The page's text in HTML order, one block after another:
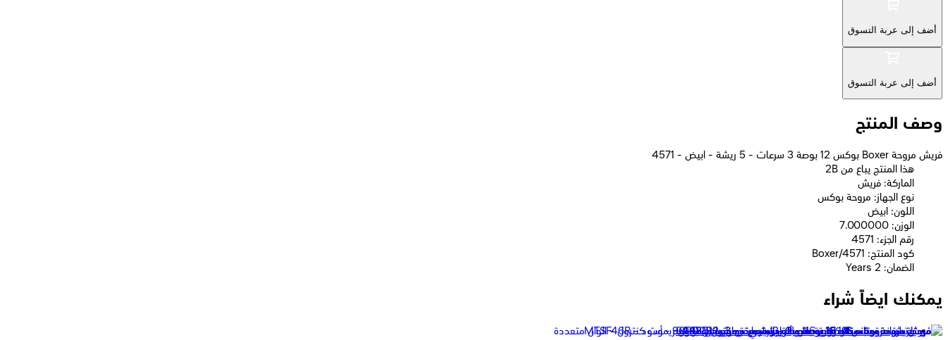
أضف إلى عربة التسوق
أضف إلى عربة التسوق
وصف المنتج
فريش مروحة Boxer بوكس 12 بوصة 3 سرعات - 5 ريشة - ابيض - 4571
2B هذا المنتج يباع من
الماركة: فريش
نوع الجهاز: مروحة بوكس
اللون: ابيض
الوزن: 7.000000
رقم الجزء: 4571
كود المنتج: Boxer/4571
الضمان: 2 Years
يمكنك ايضاً شراء
فريش مروحة ستاند 16 بوصة بيانو بالريموت - موديل 9092